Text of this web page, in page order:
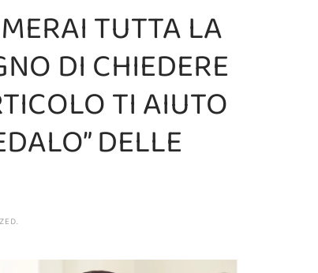
TUTTA LA
DI CHIEDERE
TI AIUTO
DELLE
.